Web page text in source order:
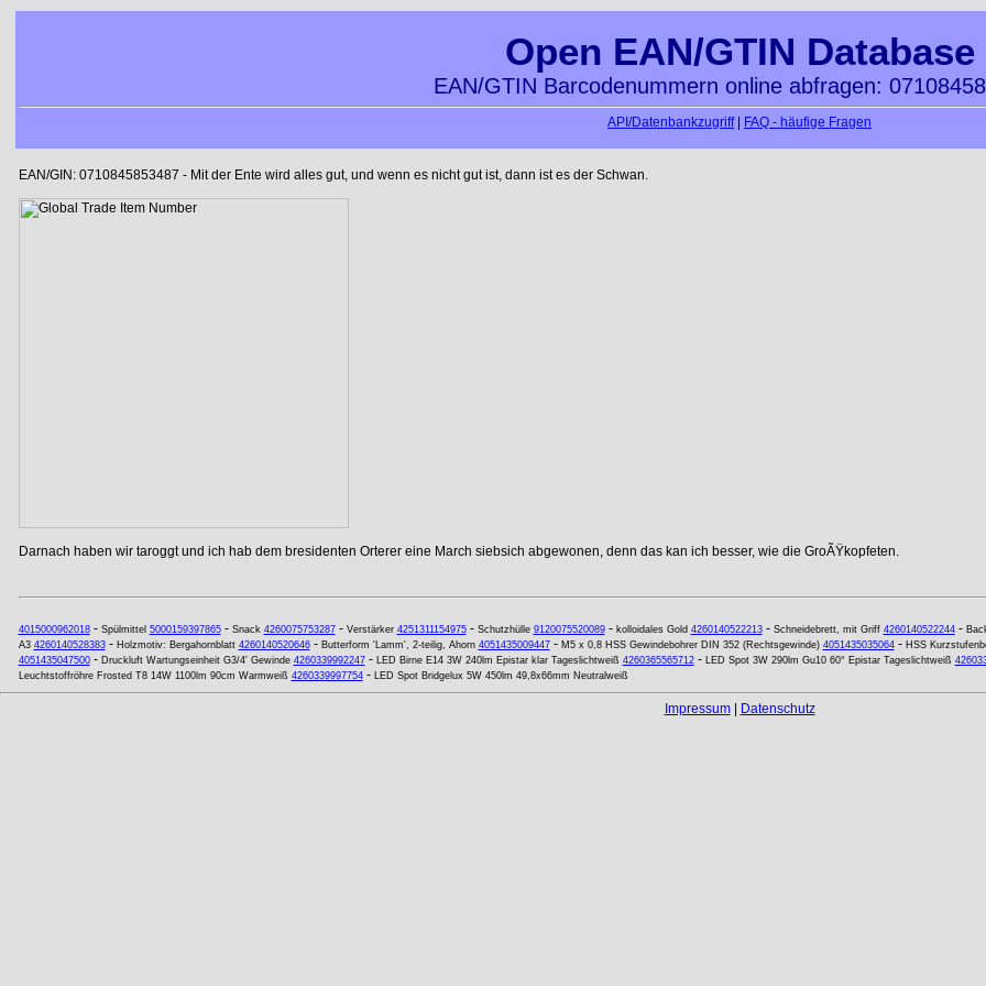
Open EAN/GTIN Database
EAN/GTIN Barcodenummern online abfragen:
API/Datenbankzugriff| FAQ - häufige Fragen
EAN/GIN: 0710845853487 - Mit der Ente wird alles gut, und wenn es nicht gut ist, dann ist es der Schwan.
Darnach haben wir taroggt und ich hab dem bresidenten Orterer eine March siebsich abgewonen, denn das kan ich besser, wie die GroÃŸkopfeten.
4015000962018- Spülmittel 5000159397865- Snack 4260075753287- Verstärker 4251311154975- Schutzhülle 9120075520089- kolloidales Gold 4260140522213- Schneidebrett, mit Griff 4260140522244-
A3 4260140528383- Holzmotiv: Bergahornblatt 4260140520646- Butterform 'Lamm', 2-teilig, Ahorn 4051435009447- M5 x 0,8 HSS Gewindebohrer DIN 352 (Rechtsgewinde) 4051435035064- HSS
4051435047500- Druckluft Wartungseinheit G3/4' Gewinde 4260339992247- LED Birne E14 3W 240lm Epistar klar Tageslichtweiß 4260365565712- LED Spot 3W 290lm Gu10 60° Epistar Tageslichtweiß
Leuchtstoffröhre Frosted T8 14W 1100lm 90cm Warmweiß 4260339997754- LED Spot Bridgelux 5W 450lm 49,8x66mm Neutralweiß
Impressum| Datenschutz